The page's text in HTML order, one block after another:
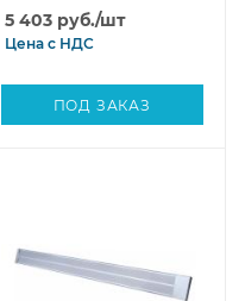
5 403руб./шт
Цена с НДС
ПОД ЗАКАЗ